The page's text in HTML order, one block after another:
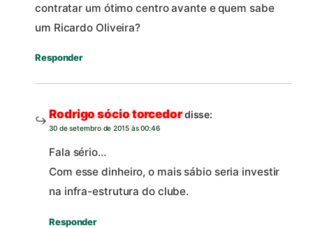
contratar um ótimo centro avante e quem sabe
um Ricardo Oliveira?
Responder
Rodrigo sócio torcedordisse:
30 de setembro de 2015 às 00:46
Fala sério…
Com esse dinheiro, o mais sábio seria investir
na infra-estrutura do clube.
Responder